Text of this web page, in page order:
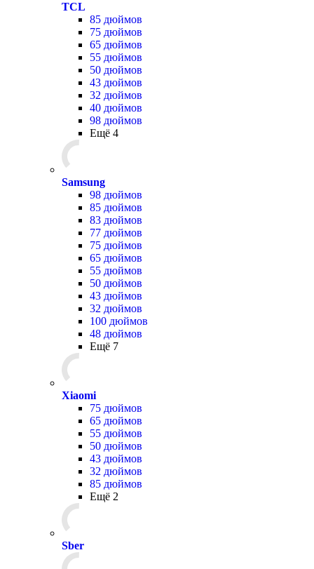
TCL
85 дюймов
75 дюймов
65 дюймов
55 дюймов
50 дюймов
43 дюймов
32 дюймов
40 дюймов
98 дюймов
Ещё 4
Samsung
98 дюймов
85 дюймов
83 дюймов
77 дюймов
75 дюймов
65 дюймов
55 дюймов
50 дюймов
43 дюймов
32 дюймов
100 дюймов
48 дюймов
Ещё 7
Xiaomi
75 дюймов
65 дюймов
55 дюймов
50 дюймов
43 дюймов
32 дюймов
85 дюймов
Ещё 2
Sber